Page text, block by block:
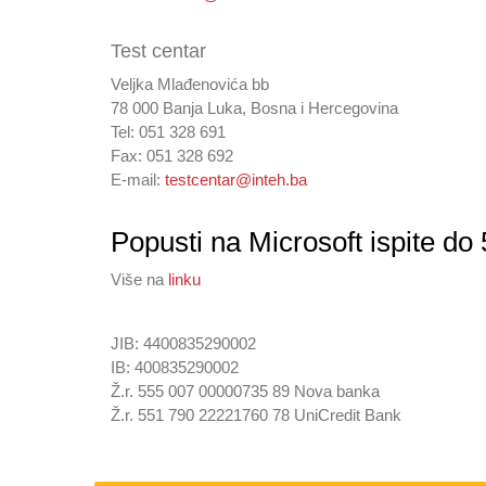
Test centar
Veljka Mlađenovića bb
78 000 Banja Luka, Bosna i Hercegovina
Tel: 051 328 691
Fax: 051 328 692
E-mail: testcentar@inteh.ba
Popusti na Microsoft ispite do
Više na linku
JIB: 4400835290002
IB: 400835290002
Ž.r. 555 007 00000735 89 Nova banka
Ž.r. 551 790 22221760 78 UniCredit Bank